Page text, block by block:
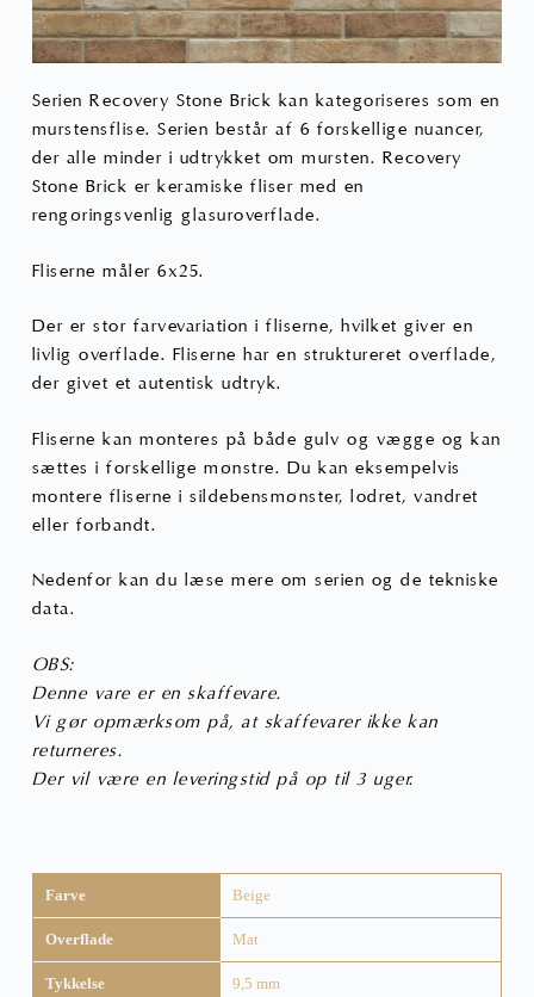
Serien Recovery Stone Brick kan kategoriseres som en
murstensflise. Serien består af 6 forskellige nuancer,
der alle minder i udtrykket om mursten. Recovery
Stone Brick er keramiske fliser med en
rengøringsvenlig glasuroverflade.
Fliserne måler 6x25.
Der er stor farvevariation i fliserne, hvilket giver en
livlig overflade. Fliserne har en struktureret overflade,
der givet et autentisk udtryk.
Fliserne kan monteres på både gulv og vægge og kan
sættes i forskellige mønstre. Du kan eksempelvis
montere fliserne i sildebensmønster, lodret, vandret
eller forbandt.
Nedenfor kan du læse mere om serien og de tekniske
data.
OBS:
Denne vare er en skaffevare.
Vi gør opmærksom på, at skaffevarer ikke kan
returneres.
Der vil være en leveringstid på op til 3 uger.
Farve Beige
Overflade Mat
Tykkelse 9,5 mm